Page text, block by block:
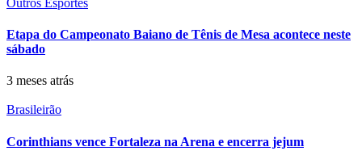
Etapa do Campeonato Baiano de Tênis de Mesa acontece neste
sábado
3 meses atrás
Brasileirão
Corinthians vence Fortaleza na Arena e encerra jejum